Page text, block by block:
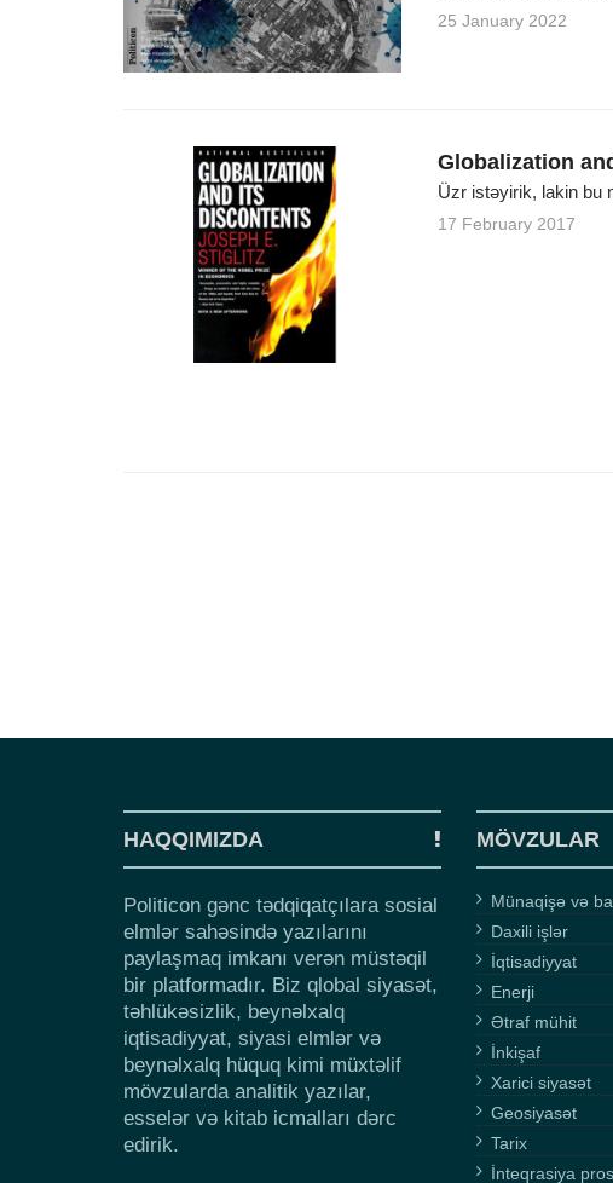
25 January 2022
Globalization
Üzr istəyirik, lakin bu
17 February 2017
HAQQIMIZDA
Politicon gənc tədqiqatçılara sosial
elmlər sahəsində yazılarını
paylaşmaq imkanı verən müstəqil
bir platformadır. Biz qlobal siyasət,
təhlükəsizlik, beynəlxalq
iqtisadiyyat, siyasi elmlər və
beynəlxalq hüquq kimi müxtəlif
mövzularda analitik yazılar,
esselər və kitab icmalları dərc
edirik.
MÖVZULAR
Münaqişə və
Daxili işlər
İqtisadiyyat
Enerji
Ətraf mühit
İnkişaf
Xarici siyasət
Geosiyasət
Tarix
İnteqrasiya